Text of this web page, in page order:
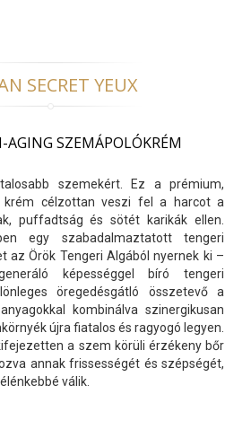
SECRET YEUX
AGING SZEMÁPOLÓKRÉM
szemekért. Ez a prémium,
krém célzottan veszi fel a harcot a
puffadtság és sötét karikák ellen.
egy szabadalmaztatott tengeri
az Örök Tengeri Algából nyernek ki –
képességgel bíró tengeri
öregedésgátló összetevő a
kombinálva szinergikusan
újra fiatalos és ragyogó legyen.
a szem körüli érzékeny bőr
annak frissességét és szépségét,
válik.